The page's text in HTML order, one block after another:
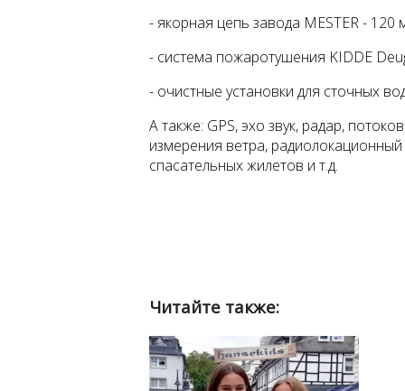
- якорная цепь завода MESTER - 120
- система пожаротушения KIDDE
- очистные установки для сточных
А также: GPS, эхо звук, радар,
измерения ветра,
спасательных жилетов и т.д.
Читайте также: